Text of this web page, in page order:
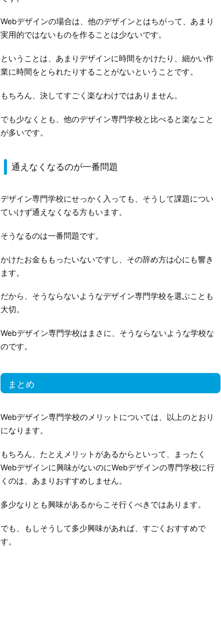
Webデザインの場合は、他のデザインとはちがって、あまり
実用的ではないものを作ることは少ないです。
ということは、あまりデザインに時間をかけたり、細かい作
業に時間をとられたりすることがないということです。
もちろん、決してすごく楽なわけではありません。
でも少なくとも、他のデザイン専門学校と比べると楽なこと
が多いです。
通えなくなるのが一番問題
デザイン専門学校にせっかく入っても、そうして課題につい
ていけず通えなくなる方もいます。
そうなるのは一番問題です。
かけたお金ももったいないですし、その辞め方は心にも響き
ます。
だから、そうならないようなデザイン専門学校を選ぶことも
大切。
Webデザイン専門学校はまさに、そうならないような学校な
のです。
まとめ
Webデザイン専門学校のメリットについては、以上のとおり
になります。
もちろん、たとえメリットがあるからといって、まったく
Webデザインに興味がないのにWebデザインの専門学校に行
くのは、あまりおすすめしません。
多少なりとも興味があるからこそ行くべきではあります。
でも、もしそうして多少興味があれば、すごくおすすめで
す。